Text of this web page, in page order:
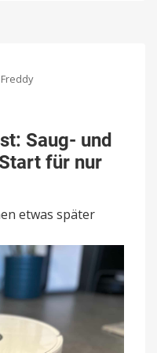
Freddy
Saug- und
für nur
etwas später